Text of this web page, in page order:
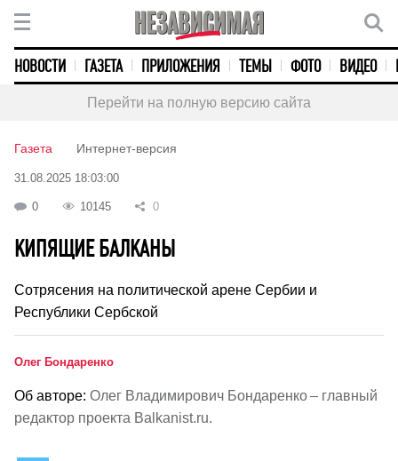
НОВОСТИ ГАЗЕТА ПРИЛОЖЕНИЯ ТЕМЫ ФОТО ВИДЕО
Перейти на полную версию сайта
Газета Интернет-версия
31.08.2025 18:03:00
0 10145 0
КИПЯЩИЕ БАЛКАНЫ
Сотрясения на политической арене Сербии и
Республики Сербской
Олег Бондаренко
Об авторе: Олег Владимирович Бондаренко – главный
редактор проекта Balkanist.ru.